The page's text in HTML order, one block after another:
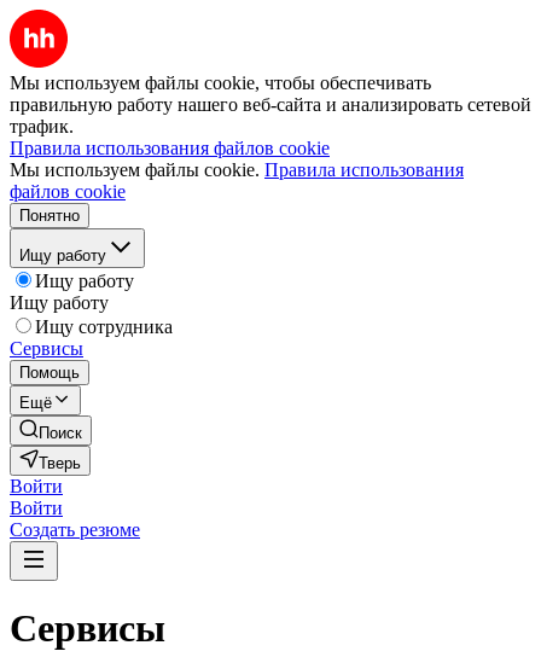
Мы используем файлы cookie, чтобы обеспечивать
правильную работу нашего веб-сайта и анализировать сетевой
трафик.
Правила использования файлов cookie
Мы используем файлы cookie. Правила использования
файлов cookie
Понятно
Ищу работу
Ищу работу
Ищу работу
Ищу сотрудника
Сервисы
Помощь
Ещё
Поиск
Тверь
Войти
Войти
Создать резюме
Сервисы